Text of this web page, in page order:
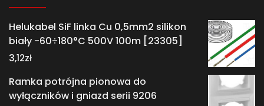
Helukabel SiF linka Cu 0,5mm2 silikon
biały -60÷180°C 500V 100m [23305]
3,12zł
Ramka potrójna pionowa do
wyłączników i gniazd serii 9206